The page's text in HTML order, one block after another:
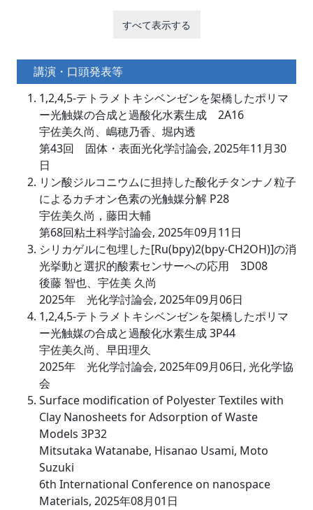
すべて表示する
講演・口頭発表等
1,2,4,5-テトラメトキシベンゼンを架橋したポリマ
ー光触媒の合成と過酸化水素生成 2A16
宇佐美久尚、嶋穂乃香、堀内透
第43回 固体・表面光化学討論会, 2025年11月30
日
リン酸ジルコニウムに担持した酸化チタンナノ粒子
によるカチオン色素の光触媒分解 P28
宇佐美久尚，藤田大輔
第68回粘土科学討論会, 2025年09月11日
シリカゲルに包埋した[Ru(bpy)2(bpy-CH2OH)]の消
光挙動と選択的酸素センサーへの応用 3D08
後藤 智也、宇佐美 久尚
2025年 光化学討論会, 2025年09月06日
1,2,4,5-テトラメトキシベンゼンを架橋したポリマ
ー光触媒の合成と過酸化水素生成 3P44
宇佐美久尚、早田理久
2025年 光化学討論会, 2025年09月06日, 光化学協
会
Surface modification of Polyester Textiles with
Clay Nanosheets for Adsorption of Waste
Models 3P32
Mitsutaka Watanabe, Hisanao Usami, Moto
Suzuki
6th International Conference on nanospace
Materials, 2025年08月01日